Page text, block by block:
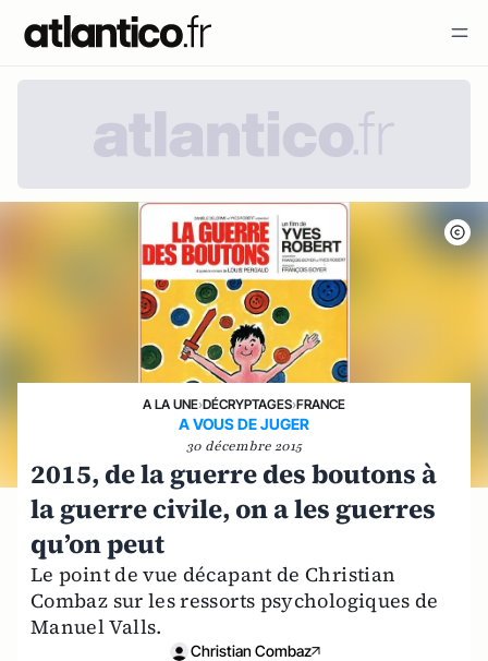
A LA UNE›DÉCRYPTAGES›FRANCE
A VOUS DE JUGER
30 décembre 2015
2015, de la guerre des boutons à
la guerre civile, on a les guerres
qu’on peut
Le point de vue décapant de Christian
Combaz sur les ressorts psychologiques de
Manuel Valls.
Christian Combaz